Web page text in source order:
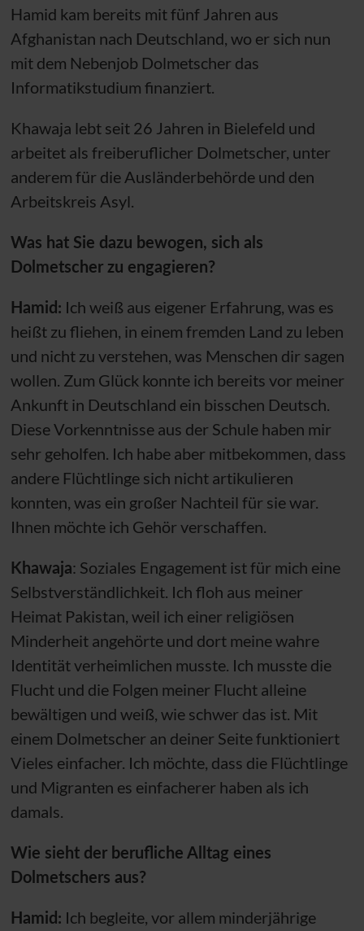
Hamid kam bereits mit fünf Jahren aus
Afghanistan nach Deutschland, wo er sich nun
mit dem Nebenjob Dolmetscher das
Informatikstudium finanziert.
Khawaja lebt seit 26 Jahren in Bielefeld und
arbeitet als freiberuflicher Dolmetscher, unter
anderem für die Ausländerbehörde und den
Arbeitskreis Asyl.
Was hat Sie dazu bewogen, sich als
Dolmetscher zu engagieren?
Hamid: Ich weiß aus eigener Erfahrung, was es
heißt zu fliehen, in einem fremden Land zu leben
und nicht zu verstehen, was Menschen dir sagen
wollen. Zum Glück konnte ich bereits vor meiner
Ankunft in Deutschland ein bisschen Deutsch.
Diese Vorkenntnisse aus der Schule haben mir
sehr geholfen. Ich habe aber mitbekommen, dass
andere Flüchtlinge sich nicht artikulieren
konnten, was ein großer Nachteil für sie war.
Ihnen möchte ich Gehör verschaffen.
Khawaja: Soziales Engagement ist für mich eine
Selbstverständlichkeit. Ich floh aus meiner
Heimat Pakistan, weil ich einer religiösen
Minderheit angehörte und dort meine wahre
Identität verheimlichen musste. Ich musste die
Flucht und die Folgen meiner Flucht alleine
bewältigen und weiß, wie schwer das ist. Mit
einem Dolmetscher an deiner Seite funktioniert
Vieles einfacher. Ich möchte, dass die Flüchtlinge
und Migranten es einfacherer haben als ich
damals.
Wie sieht der berufliche Alltag eines
Dolmetschers aus?
Hamid: Ich begleite, vor allem minderjährige